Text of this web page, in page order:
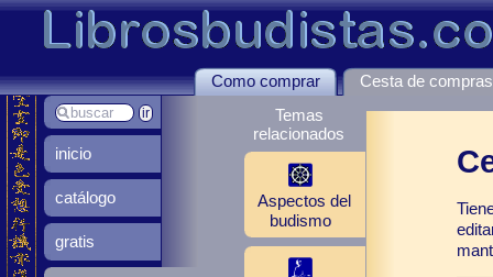
Como comprar
Cesta de compras
Temas
relacionados
Aspectos del
budismo
inicio
catálogo
gratis